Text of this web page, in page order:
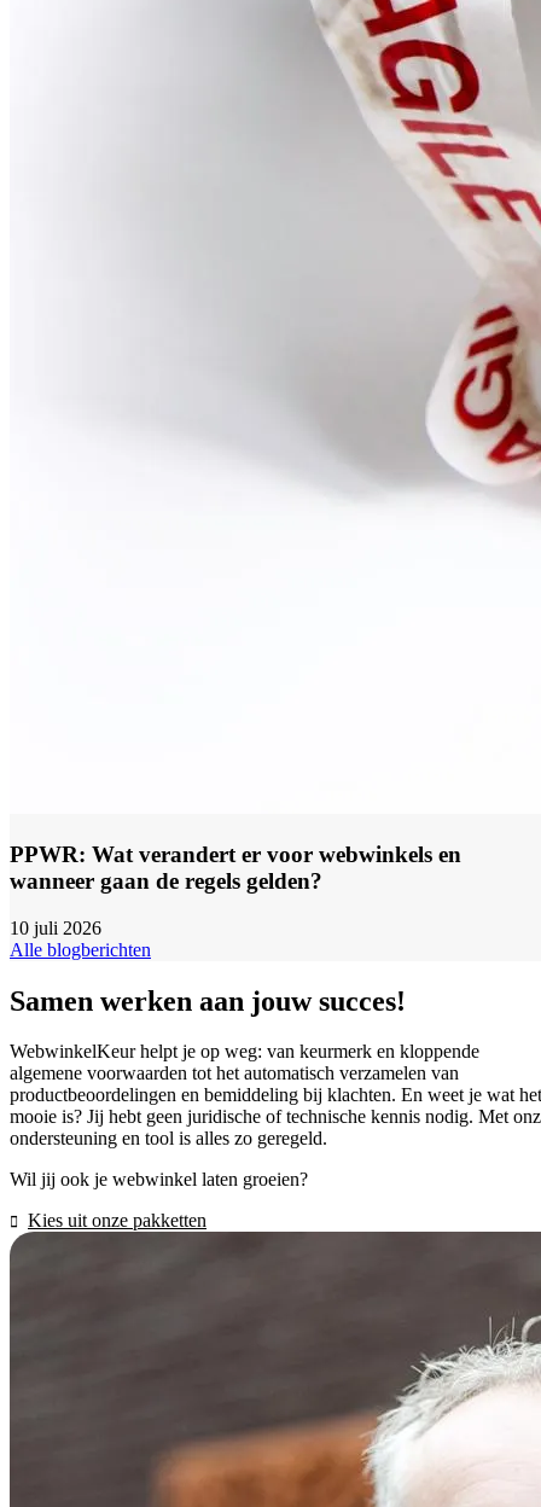
PPWR: Wat verandert er voor webwinkels en
wanneer gaan de regels gelden?
10 juli 2026
Alle blogberichten
Samen werken aan jouw succes!
WebwinkelKeur helpt je op weg: van keurmerk en kloppende
algemene voorwaarden tot het automatisch verzamelen van
productbeoordelingen en bemiddeling bij klachten. En weet je wat het
mooie is? Jij hebt geen juridische of technische kennis nodig. Met
ondersteuning en tool is alles zo geregeld.
Wil jij ook je webwinkel laten groeien?
Kies uit onze pakketten